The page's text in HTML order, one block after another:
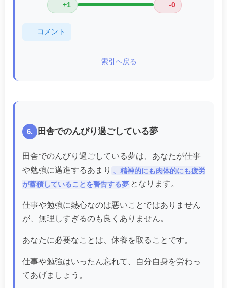
+1 -0
コメント
索引へ戻る
6. 田舎でのんびり過ごしている夢
田舎でのんびり過ごしている夢は、あなたが仕事
や勉強に邁進するあまり 、精神的にも肉体的にも疲労
が蓄積していることを警告する夢 となります。
仕事や勉強に熱心なのは悪いことではありません
が、無理しすぎるのも良くありません。
あなたに必要なことは、休養を取ることです。
仕事や勉強はいったん忘れて、自分自身を労わっ
てあげましょう。